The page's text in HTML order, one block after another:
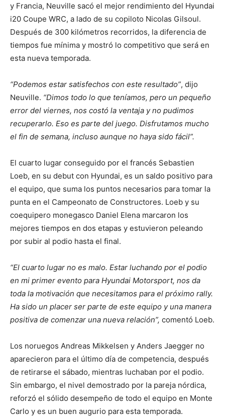
y Francia, Neuville sacó el mejor rendimiento del Hyundai
i20 Coupe WRC, a lado de su copiloto Nicolas Gilsoul.
Después de 300 kilómetros recorridos, la diferencia de
tiempos fue mínima y mostró lo competitivo que será en
esta nueva temporada.
“Podemos estar satisfechos con este resultado”, dijo
Neuville. “Dimos todo lo que teníamos, pero un pequeño
error del viernes, nos costó la ventaja y no pudimos
recuperarlo. Eso es parte del juego. Disfrutamos mucho
el fin de semana, incluso aunque no haya sido fácil”.
El cuarto lugar conseguido por el francés Sebastien
Loeb, en su debut con Hyundai, es un saldo positivo para
el equipo, que suma los puntos necesarios para tomar la
punta en el Campeonato de Constructores. Loeb y su
coequipero monegasco Daniel Elena marcaron los
mejores tiempos en dos etapas y estuvieron peleando
por subir al podio hasta el final.
“El cuarto lugar no es malo. Estar luchando por el podio
en mi primer evento para Hyundai Motorsport, nos da
toda la motivación que necesitamos para el próximo rally.
Ha sido un placer ser parte de este equipo y una manera
positiva de comenzar una nueva relación”, comentó Loeb.
Los noruegos Andreas Mikkelsen y Anders Jaegger no
aparecieron para el último día de competencia, después
de retirarse el sábado, mientras luchaban por el podio.
Sin embargo, el nivel demostrado por la pareja nórdica,
reforzó el sólido desempeño de todo el equipo en Monte
Carlo y es un buen augurio para esta temporada.